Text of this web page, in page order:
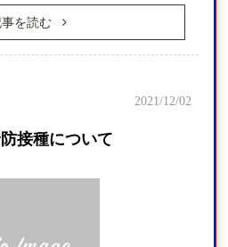
事を読む
接種について
2021/12/02